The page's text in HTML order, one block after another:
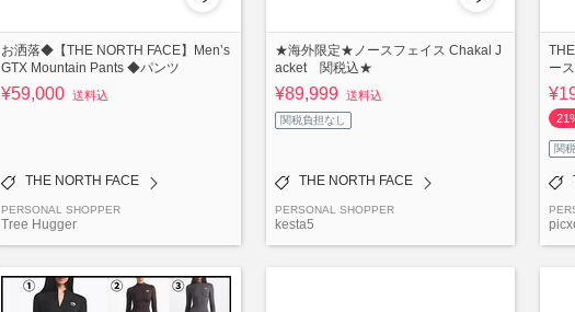
お洒落◆【THE NORTH FACE】Men’s
GTX Mountain Pants ◆パンツ
¥59,000 送料込
THE NORTH FACE
PERSONAL SHOPPER
Tree Hugger
★海外限定★ノースフェイス Chakal J
acket 関税込★
¥89,999 送料込
関税負担なし
THE NORTH FACE
PERSONAL SHOPPER
kesta5
ー
関